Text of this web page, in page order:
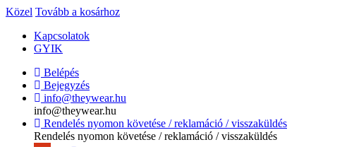
Közel Tovább a kosárhoz
Kapcsolatok
GYIK
Belépés
Bejegyzés
info@theywear.hu
info@theywear.hu
Rendelés nyomon követése / reklamáció / visszaküldés
Rendelés nyomon követése / reklamáció / visszaküldés